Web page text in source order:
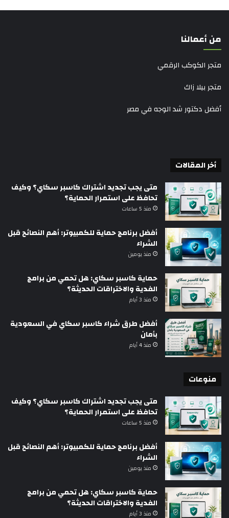
من أعمالنا
متجر الكوكب الرقمي
متجر بيلا زاك
أفضل دكتور شد الوجه في مصر
أخر المقالات
متى يجب تجديد اشتراك كاسبر سكاي؟ وكيف
تحافظ على استمرار الحماية؟
منذ 5 ساعات
أفضل برنامج حماية للكمبيوتر: أهم النصائح قبل
الشراء
منذ يومين
حماية كاسبر سكاي: هل تحمي من برامج
الفدية والاختراقات الحديثة؟
منذ 3 أيام
أفضل طرق شراء كاسبر سكاي في السعودية
بأمان
منذ 4 أيام
منوعات
متى يجب تجديد اشتراك كاسبر سكاي؟ وكيف
تحافظ على استمرار الحماية؟
منذ 5 ساعات
أفضل برنامج حماية للكمبيوتر: أهم النصائح قبل
الشراء
منذ يومين
حماية كاسبر سكاي: هل تحمي من برامج
الفدية والاختراقات الحديثة؟
منذ 3 أيام